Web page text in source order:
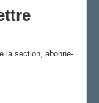
la section, abonne-